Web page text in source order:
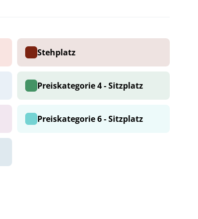
Stehplatz
Preiskategorie 4 - Sitzplatz
Preiskategorie 6 - Sitzplatz